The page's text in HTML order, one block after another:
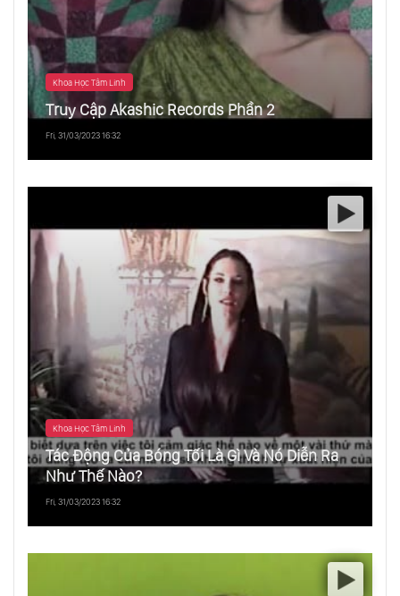
Khoa Học Tâm Linh
Truy Cập Akashic Records Phần 2
Fri, 31/03/2023 16:32
Khoa Học Tâm Linh
Tác Động Của Bóng Tối Là Gì Và Nó Diễn Ra
Như Thế Nào?
Fri, 31/03/2023 16:32